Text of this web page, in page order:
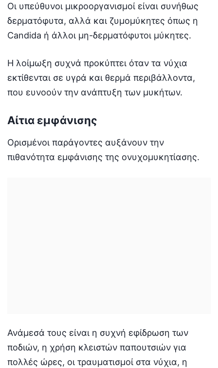
Οι υπεύθυνοι μικροοργανισμοί είναι συνήθως
δερματόφυτα, αλλά και ζυμομύκητες όπως η
Candida ή άλλοι μη-δερματόφυτοι μύκητες.
Η λοίμωξη συχνά προκύπτει όταν τα νύχια
εκτίθενται σε υγρά και θερμά περιβάλλοντα,
που ευνοούν την ανάπτυξη των μυκήτων.
Αίτια εμφάνισης
Ορισμένοι παράγοντες αυξάνουν την
πιθανότητα εμφάνισης της ονυχομυκητίασης.
Ανάμεσά τους είναι η συχνή εφίδρωση των
ποδιών, η χρήση κλειστών παπουτσιών για
πολλές ώρες, οι τραυματισμοί στα νύχια, η